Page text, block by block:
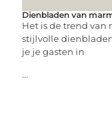
Dienbladen van
Het is de trend van
stijlvolle
je je gasten in
...